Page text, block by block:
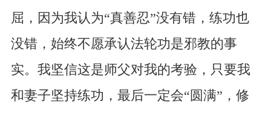
屈，因为我认为“真善忍”没有错，练功也
没错，始终不愿承认法轮功是邪教的事
实。我坚信这是师父对我的考验，只要我
和妻子坚持练功，最后一定会“圆满”，修